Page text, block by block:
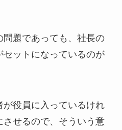
問題であっても、社長の
ットになっているのが
役員に入っているけれ
させるので、そういう意